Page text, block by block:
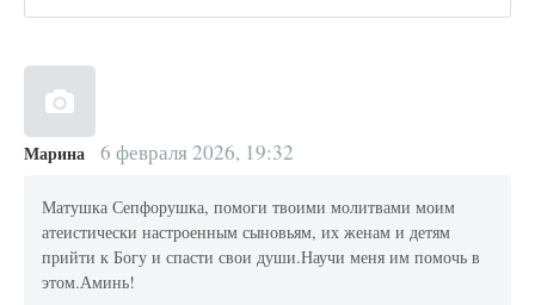
Марина 6 февраля 2026, 19:32
Матушка Сепфорушка, помоги твоими молитвами моим
атеистически настроенным сыновьям, их женам и детям
прийти к Богу и спасти свои души.Научи меня им помочь в
этом.Аминь!